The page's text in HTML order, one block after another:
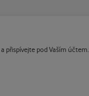
a přispívejte pod Vaším účtem.